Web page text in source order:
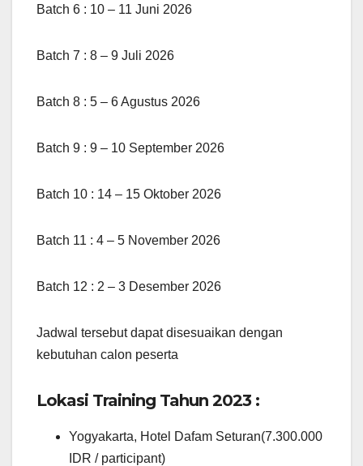
Batch 6 : 10 – 11 Juni 2026
Batch 7 : 8 – 9 Juli 2026
Batch 8 : 5 – 6 Agustus 2026
Batch 9 : 9 – 10 September 2026
Batch 10 : 14 – 15 Oktober 2026
Batch 11 : 4 – 5 November 2026
Batch 12 : 2 – 3 Desember 2026
Jadwal tersebut dapat disesuaikan dengan
kebutuhan calon peserta
Lokasi Training Tahun 2023 :
Yogyakarta, Hotel Dafam Seturan(7.300.000
IDR / participant)